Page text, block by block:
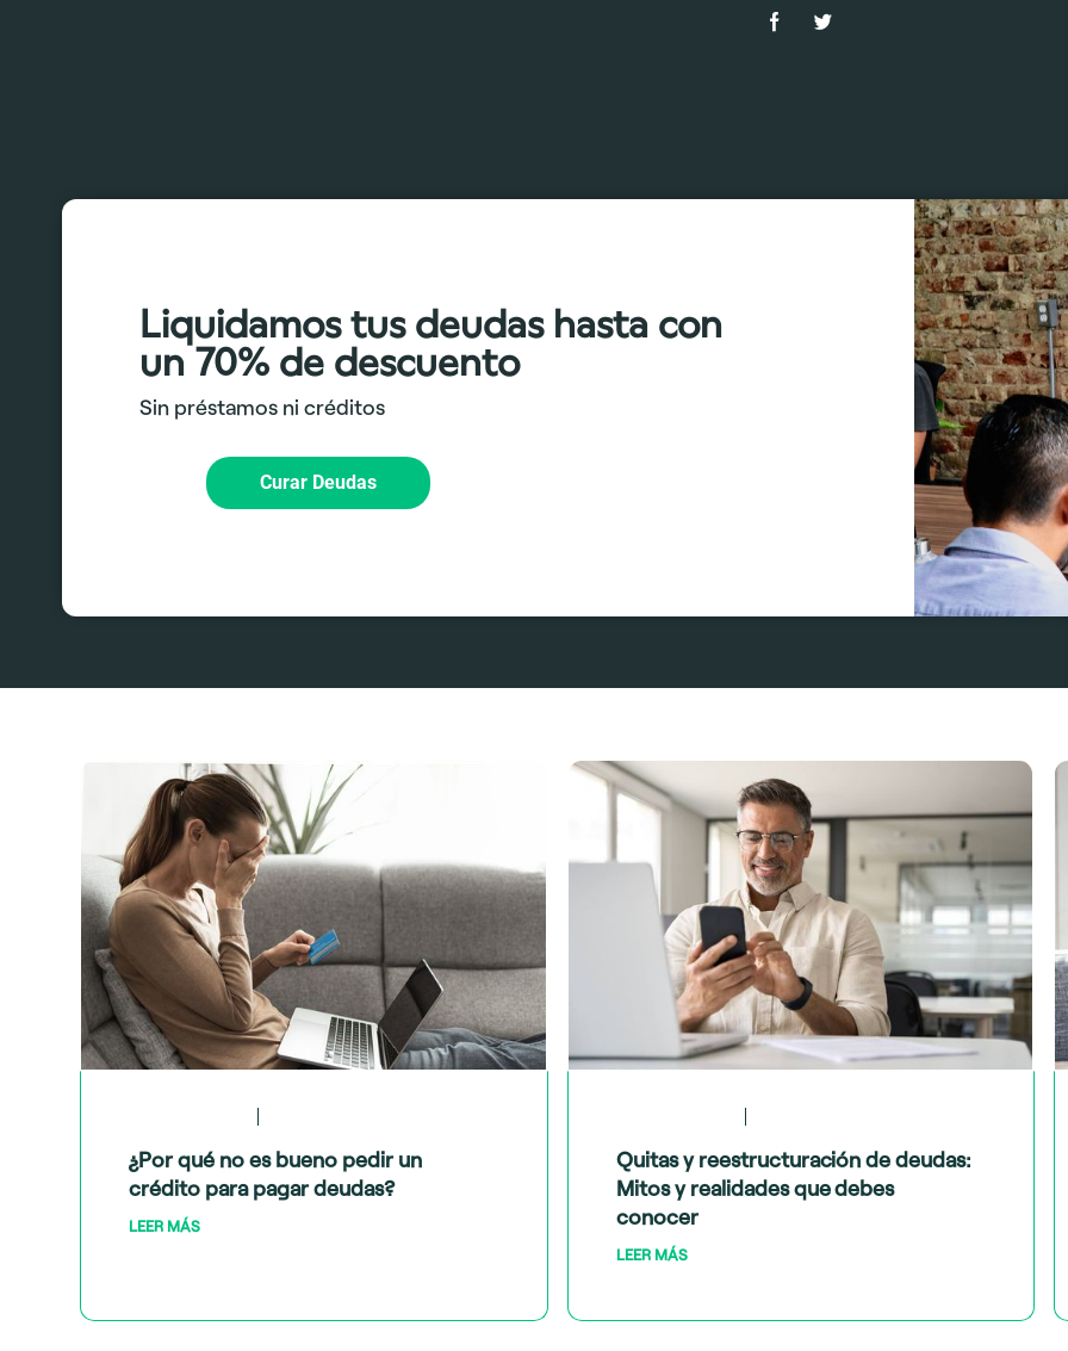
Liquidamos tus deudas hasta con
un 70% de descuento
Sin préstamos ni créditos
Curar Deudas
¿Por qué no es bueno pedir un
crédito para pagar deudas?
LEER MÁS
Quitas y reestructuración de deudas:
Mitos y realidades que debes
conocer
LEER MÁS